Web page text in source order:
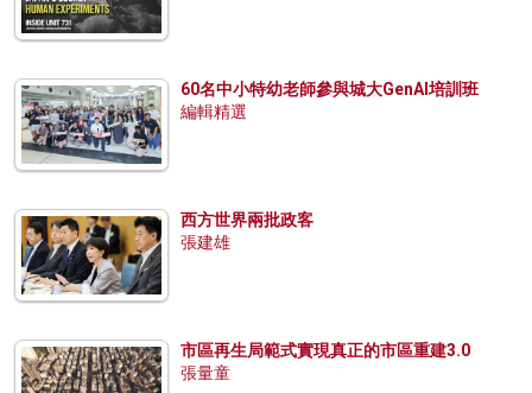
60名中小特幼老師參與城大GenAI培訓班
編輯精選
西方世界兩批政客
張建雄
市區再生局範式實現真正的市區重建3.0
張量童